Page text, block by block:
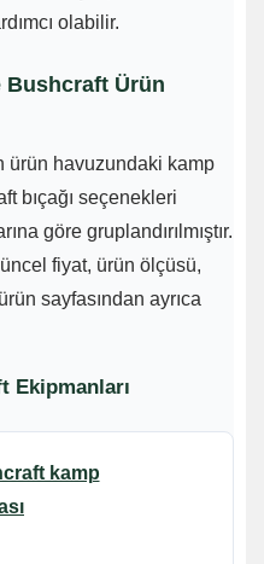
olabilir.
Bushcraft Ürün
ürün havuzundaki kamp
bıçağı seçenekleri
göre gruplandırılmıştır.
fiyat, ürün ölçüsü,
sayfasından ayrıca
Ekipmanları